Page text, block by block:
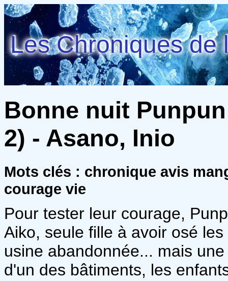
Les Chroniques de
Bonne nuit
2) - Asano, Inio
Mots clés : chronique avis
courage vie
Pour tester leur courage,
Aiko, seule fille à avoir osé
usine abandonnée... mais
d'un des bâtiments, les